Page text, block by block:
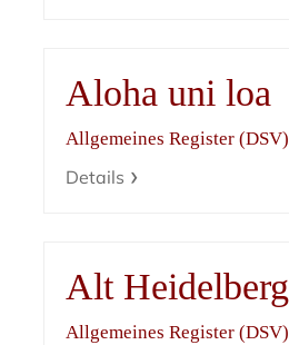
Aloha uni loa
Allgemeines Register (DSV)
Details
Alt Heidelberg
Allgemeines Register (DSV)